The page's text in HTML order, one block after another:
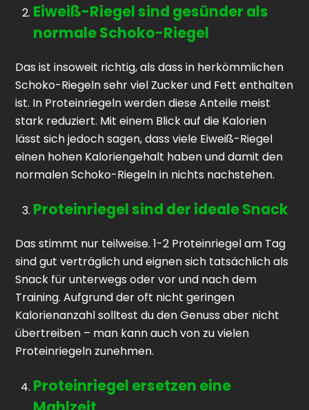
Eiweiß-Riegel sind gesünder als
normale Schoko-Riegel
Das ist insoweit richtig, als dass in herkömmlichen
Schoko-Riegeln sehr viel Zucker und Fett enthalten
ist. In Proteinriegeln werden diese Anteile meist
stark reduziert. Mit einem Blick auf die Kalorien
lässt sich jedoch sagen, dass viele Eiweiß-Riegel
einen hohen Kaloriengehalt haben und damit den
normalen Schoko-Riegeln in nichts nachstehen.
Proteinriegel sind der ideale Snack
Das stimmt nur teilweise. 1-2 Proteinriegel am Tag
sind gut verträglich und eignen sich tatsächlich als
Snack für unterwegs oder vor und nach dem
Training. Aufgrund der oft nicht geringen
Kalorienanzahl solltest du den Genuss aber nicht
übertreiben – man kann auch von zu vielen
Proteinriegeln zunehmen.
Proteinriegel ersetzen eine